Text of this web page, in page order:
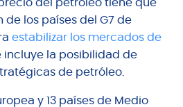
los países del G7 de
estabilizar los mercados de
incluye la posibilidad de
de petróleo.
y 13 países de Medio